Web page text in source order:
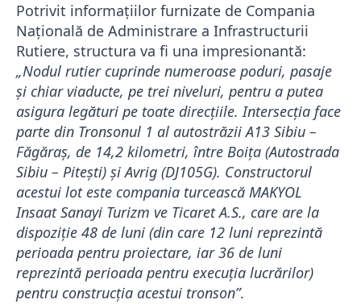
Potrivit informațiilor furnizate de Compania
Națională de Administrare a Infrastructurii
Rutiere, structura va fi una impresionantă:
„Nodul rutier cuprinde numeroase poduri, pasaje
și chiar viaducte, pe trei niveluri, pentru a putea
asigura legături pe toate direcțiile. Intersecția face
parte din Tronsonul 1 al autostrăzii A13 Sibiu –
Făgăraș, de 14,2 kilometri, între Boița (Autostrada
Sibiu – Pitești) și Avrig (DJ105G). Constructorul
acestui lot este compania turcească MAKYOL
Insaat Sanayi Turizm ve Ticaret A.S., care are la
dispoziție 48 de luni (din care 12 luni reprezintă
perioada pentru proiectare, iar 36 de luni
reprezintă perioada pentru execuția lucrărilor)
pentru construcția acestui tronson”.